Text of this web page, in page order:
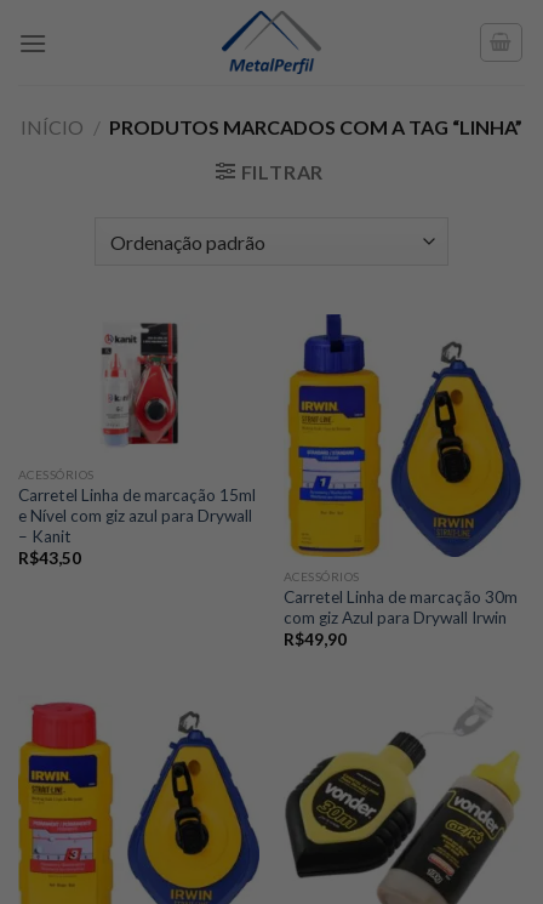
INÍCIO / PRODUTOS MARCADOS COM A TAG “LINHA”
FILTRAR
ACESSÓRIOS
Carretel Linha de marcação 15ml
e Nível com giz azul para Drywall
– Kanit
R$43,50
ACESSÓRIOS
Carretel Linha de marcação 30m
com giz Azul para Drywall Irwin
R$49,90